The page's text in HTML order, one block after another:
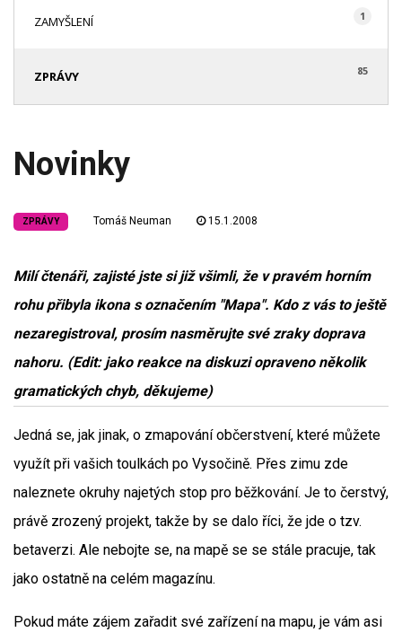
ZAMYŠLENÍ 1
ZPRÁVY 85
Novinky
ZPRÁVY Tomáš Neuman 15.1.2008
Milí čtenáři, zajisté jste si již všimli, že v pravém horním
rohu přibyla ikona s označením "Mapa". Kdo z vás to ještě
nezaregistroval, prosím nasměrujte své zraky doprava
nahoru. (Edit: jako reakce na diskuzi opraveno několik
gramatických chyb, děkujeme)
Jedná se, jak jinak, o zmapování občerstvení, které můžete
využít při vašich toulkách po Vysočině. Přes zimu zde
naleznete okruhy najetých stop pro běžkování. Je to čerstvý,
právě zrozený projekt, takže by se dalo říci, že jde o tzv.
betaverzi. Ale nebojte se, na mapě se se stále pracuje, tak
jako ostatně na celém magazínu.
Pokud máte zájem zařadit své zařízení na mapu, je vám asi